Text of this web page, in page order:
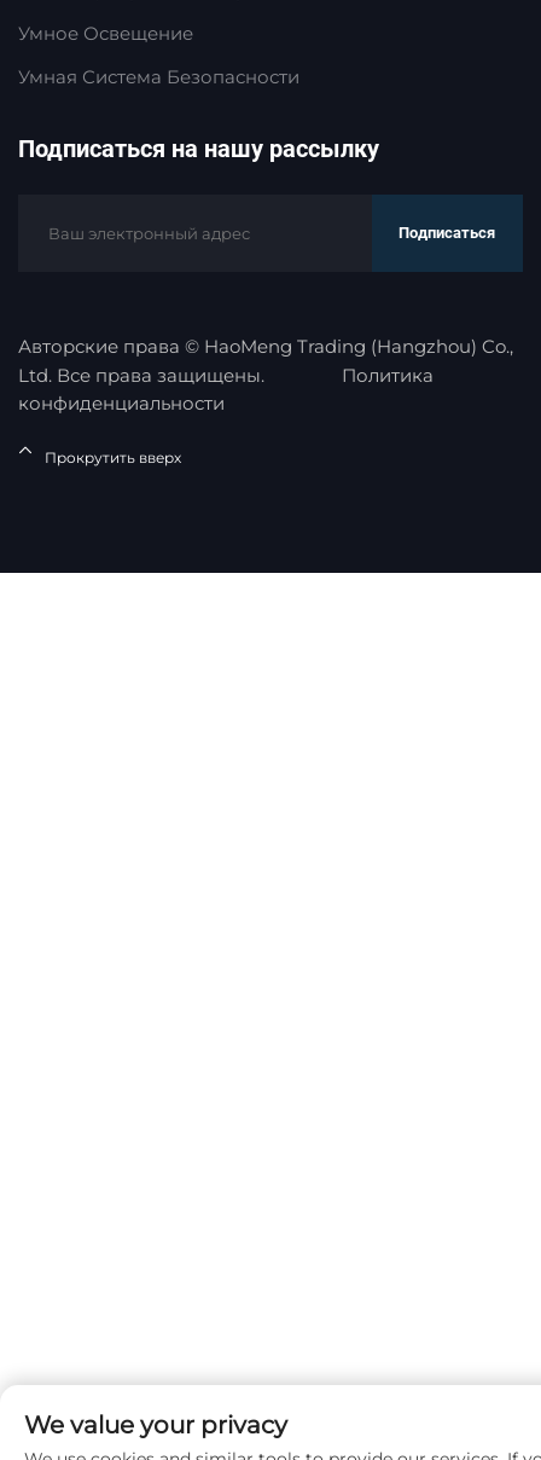
Умное Освещение
Умная Система Безопасности
Подписаться на нашу рассылку
Подписаться
Авторские права © HaoMeng Trading (Hangzhou) Co.,
Ltd. Все права защищены.
Политика
конфиденциальности
Прокрутить вверх
We value your privacy